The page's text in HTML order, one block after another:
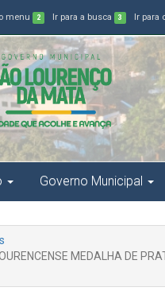
menu 2 Ir para a busca 3 Ir para
Governo Municipal
MEDALHA DE